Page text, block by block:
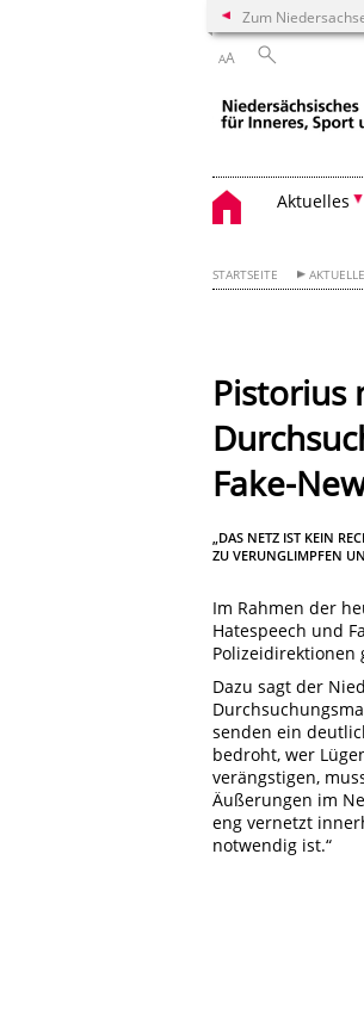
Zum
AA
Aktuelles
STARTSEITE
Pistorius
Fake-
„DAS NETZ IST KEIN
ZU VERUNGLIMPFEN
Im Rahmen der
Hatespeech und
Polizeidirektionen
Dazu sagt der
senden ein
bedroht, wer
verängstigen,
Äußerungen im
eng vernetzt
notwendig ist.“